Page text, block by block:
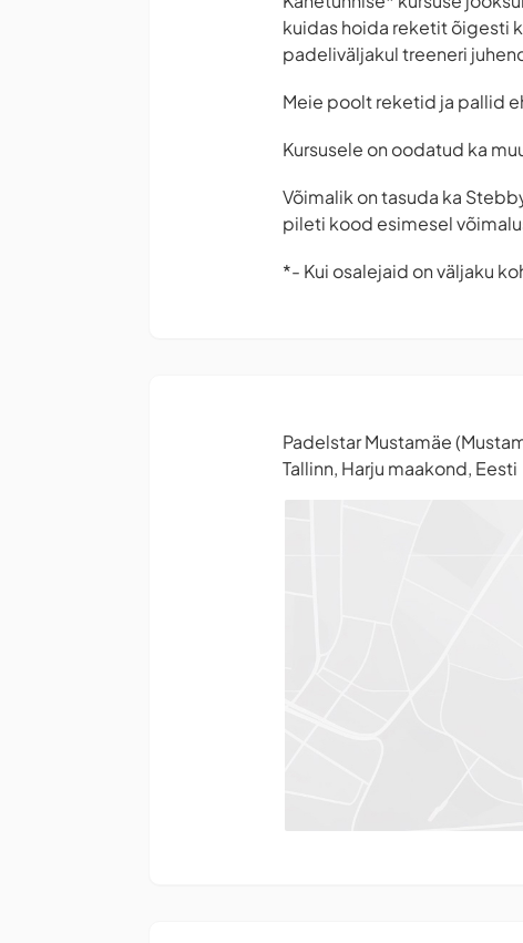
kuidas hoida reketit õigesti
padeliväljakul treeneri
Meie poolt reketid ja pallid
Kursusele on oodatud ka
Võimalik on tasuda ka
pileti kood esimesel
*- Kui osalejaid on väljaku
Padelstar Mustamäe
Tallinn, Harju maakond, Eesti